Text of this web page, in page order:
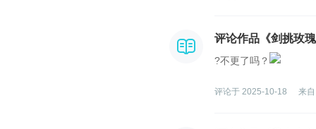
评论作品《剑挑玫
?不更了吗？
评论于 2025-10-18 来